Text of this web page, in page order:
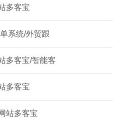
多客宝
系统/外贸跟
多客宝/智能客
多客宝
站多客宝